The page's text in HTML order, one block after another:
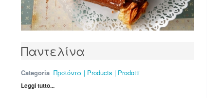
Παντελίνα
Categoria Προϊόντα | Products | Prodotti
Leggi tutto...